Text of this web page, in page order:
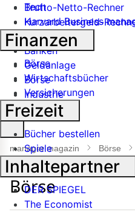
Tech
Harvard Business
Handel
Banken
Geldanlage
Börse
Industrie
Suche
öffnen
manager magazin Börse
Brutto-Netto-Rechner
Kurzarbeitergeld-
Finanzen
Börse
Wirtschaftsbücher
Versicherungen
Freizeit
Bücher bestellen
Spiele
Inhaltepartner
DER SPIEGEL
The Economist